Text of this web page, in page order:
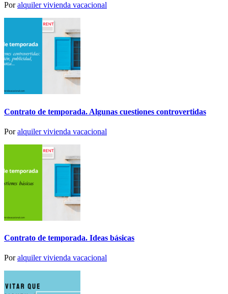
Poralquiler vivienda vacacional
Contrato de temporada. Algunas cuestiones controvertidas
Poralquiler vivienda vacacional
Contrato de temporada. Ideas básicas
Poralquiler vivienda vacacional